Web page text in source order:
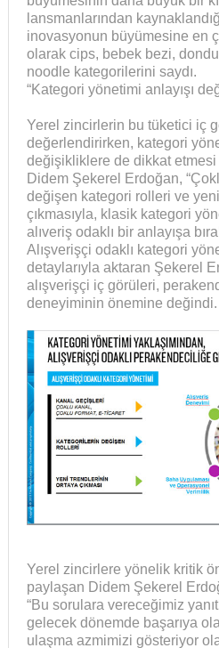
lansmanlarından
inovasyonun büyümesine en
olarak cips, bebek bezi,
noodle kategorilerini saydı.
“Kategori yönetimi anlayışı
Yerel zincirlerin bu tüketici iç
değerlendirirken, kategori
değişikliklere de dikkat
Didem Şekerel Erdoğan,
değişen kategori rolleri ve
çıkmasıyla, klasik kategori
alıveriş odaklı bir anlayışa
Alışverişçi odaklı kategori
detaylarıyla aktaran Şekerel
alışverişçi iç görüleri,
deneyiminin önemine değindi.
Yerel zincirlere yönelik kritik
paylaşan Didem Şekerel
“Bu sorulara vereceğimiz
gelecek dönemde başarıya
ulaşma azmimizi gösteriyor